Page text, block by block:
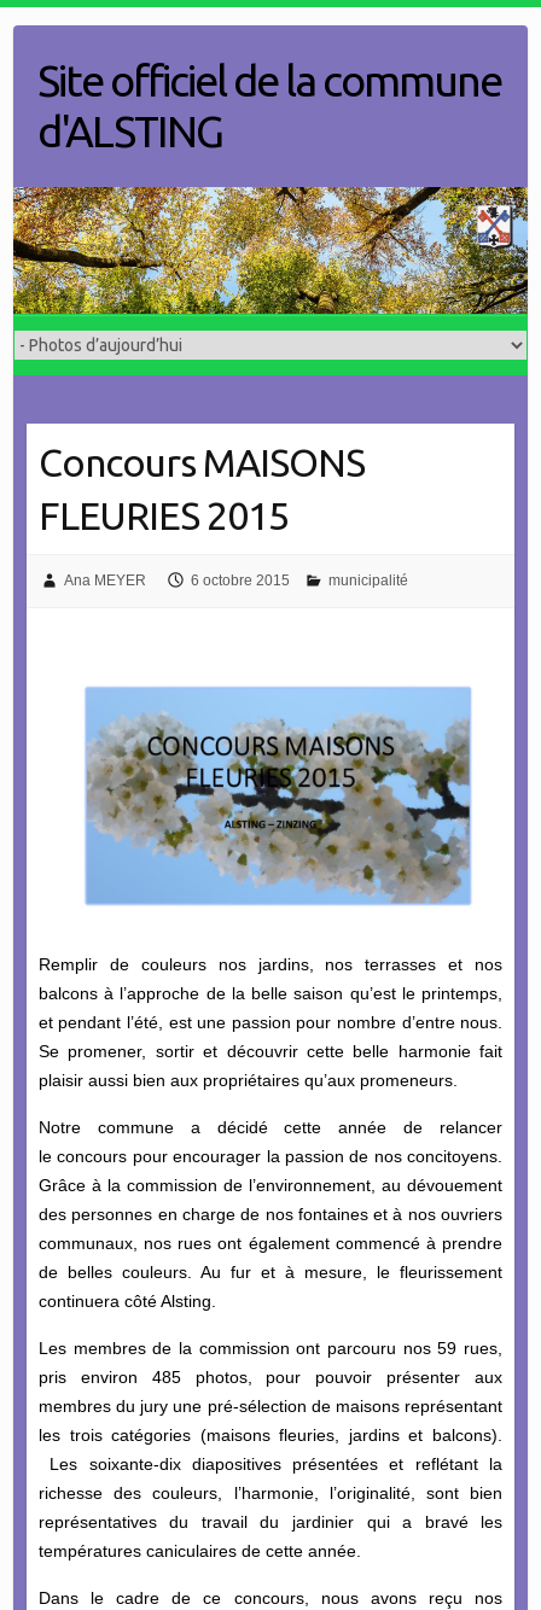
contentSite officiel de la commune
d'ALSTING
Concours MAISONS
FLEURIES 2015
Ana MEYER 6 octobre 2015 municipalité
Remplir de couleurs nos jardins, nos terrasses et nos
balcons à l’approche de la belle saison qu’est le printemps,
et pendant l’été, est une passion pour nombre d’entre nous.
Se promener, sortir et découvrir cette belle harmonie fait
plaisir aussi bien aux propriétaires qu’aux promeneurs.
Notre commune a décidé cette année de relancer
le concours pour encourager la passion de nos concitoyens.
Grâce à la commission de l’environnement, au dévouement
des personnes en charge de nos fontaines et à nos ouvriers
communaux, nos rues ont également commencé à prendre
de belles couleurs. Au fur et à mesure, le fleurissement
continuera côté Alsting.
Les membres de la commission ont parcouru nos 59 rues,
pris environ 485 photos, pour pouvoir présenter aux
membres du jury une pré-sélection de maisons représentant
les trois catégories (maisons fleuries, jardins et balcons).
Les soixante-dix diapositives présentées et reflétant la
richesse des couleurs, l’harmonie, l’originalité, sont bien
représentatives du travail du jardinier qui a bravé les
températures caniculaires de cette année.
Dans le cadre de ce concours, nous avons reçu nos